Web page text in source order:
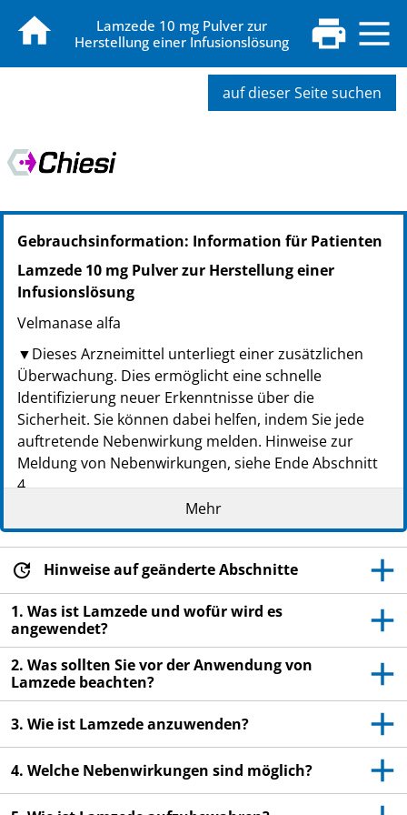
Lamzede 10 mg Pulver zur
Herstellung einer Infusionslösung
auf dieser Seite suchen
PZN: 14135896
PPN: 111413589649
NTIN: 04150141358969
PZN: 14135904
NTIN: 04150141359041
PZN: 14135933
PPN: 111413593362
NTIN: 04150141359331
Gebrauchsinformation: Information für Patienten
Lamzede 10 mg Pulver zur Herstellung einer
Infusionslösung
Velmanase alfa
▼Dieses Arzneimittel unterliegt einer zusätzlichen
Überwachung. Dies ermöglicht eine schnelle
Identifizierung neuer Erkenntnisse über die
Sicherheit. Sie können dabei helfen, indem Sie jede
auftretende Nebenwirkung melden. Hinweise zur
Meldung von Nebenwirkungen, siehe Ende Abschnitt
4.
Lesen Sie die gesamte Packungsbeilage sorgfältig
durch, bevor Sie mit der Anwendung dieses
Arzneimittels beginnen, denn sie enthält wichtige
Informationen.
Heben Sie die Packungsbeilage auf. Vielleicht
möchten Sie diese später nochmals lesen.
Wenn Sie weitere Fragen haben, wenden Sie sich
an Ihren Arzt.
Wenn Sie Nebenwirkungen bemerken, wenden Sie
sich an Ihren Arzt, das medizinische Fachpersonal
oder Apotheker. Dies gilt auch für
Nebenwirkungen, die nicht in dieser
Packungsbeilage angegeben sind. Siehe Abschnitt
Mehr
Hinweise auf geänderte Abschnitte
1. Was ist Lamzede und wofür wird es
angewendet?
2. Was sollten Sie vor der Anwendung von
Lamzede beachten?
3. Wie ist Lamzede anzuwenden?
4. Welche Nebenwirkungen sind möglich?